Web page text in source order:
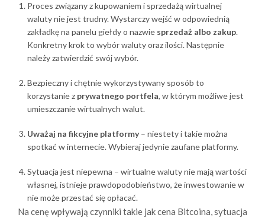
Proces związany z kupowaniem i sprzedażą wirtualnej
waluty nie jest trudny. Wystarczy wejść w odpowiednią
zakładkę na panelu giełdy o nazwie sprzedaż albo zakup.
Konkretny krok to wybór waluty oraz ilości. Następnie
należy zatwierdzić swój wybór.
Bezpieczny i chętnie wykorzystywany sposób to
korzystanie z prywatnego portfela, w którym możliwe jest
umieszczanie wirtualnych walut.
Uważaj na fikcyjne platformy– niestety i takie można
spotkać w internecie. Wybieraj jedynie zaufane platformy.
Sytuacja jest niepewna – wirtualne waluty nie mają wartości
własnej, istnieje prawdopodobieństwo, że inwestowanie w
nie może przestać się opłacać.
Na cenę wpływają czynniki takie jak cena Bitcoina, sytuacja